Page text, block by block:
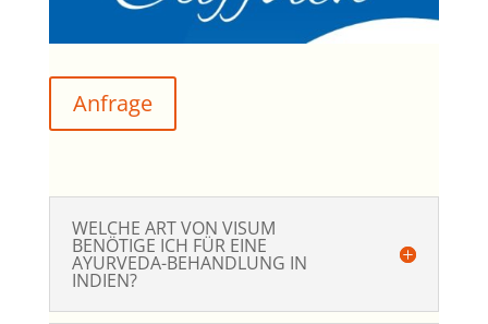
Anfrage
WELCHE ART VON VISUM
BENÖTIGE ICH FÜR EINE
AYURVEDA-BEHANDLUNG IN
INDIEN?